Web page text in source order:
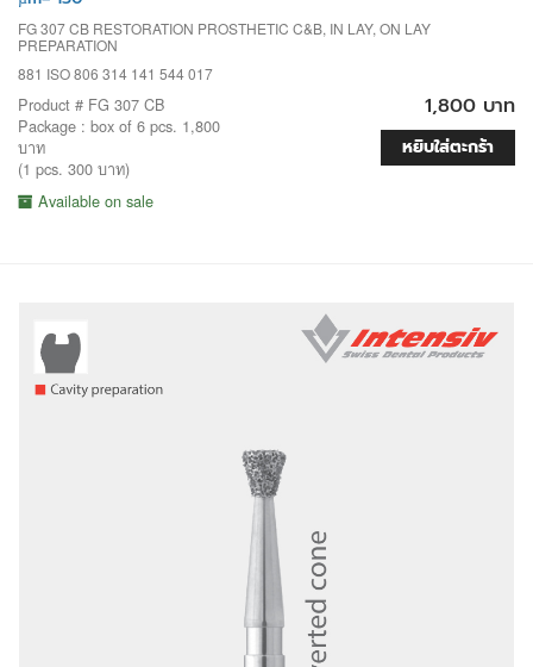
FG 307 CB RESTORATION PROSTHETIC C&B, IN LAY, ON LAY
PREPARATION
881 ISO 806 314 141 544 017
Product # FG 307 CB
Package : box of 6 pcs. 1,800
บาท
(1 pcs. 300 บาท)
Available on sale
1,800 บาท
หยิบใส่ตะกร้า